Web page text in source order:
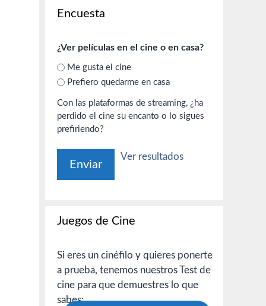
Encuesta
¿Ver películas en el cine o en casa?
Me gusta el cine
Prefiero quedarme en casa
Con las plataformas de streaming, ¿ha
perdido el cine su encanto o lo sigues
prefiriendo?
Ver resultados
Juegos de Cine
Si eres un cinéfilo y quieres ponerte
a prueba, tenemos nuestros Test de
cine para que demuestres lo que
sabes: